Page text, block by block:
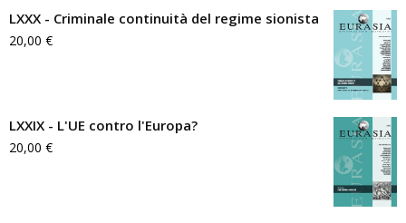
LXXX - Criminale continuità del regime sionista
20,00 €
LXXIX - L'UE contro l'Europa?
20,00 €